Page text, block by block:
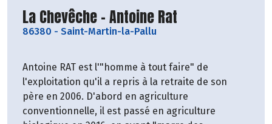
Découvrir le producteur
La Chevêche - Antoine Rat
86380 - Saint-Martin-la-Pallu
Antoine RAT est l'"homme à tout faire" de
l'exploitation qu'il a repris à la retraite de son
père en 2006. D'abord en agriculture
conventionnelle, il est passé en agriculture